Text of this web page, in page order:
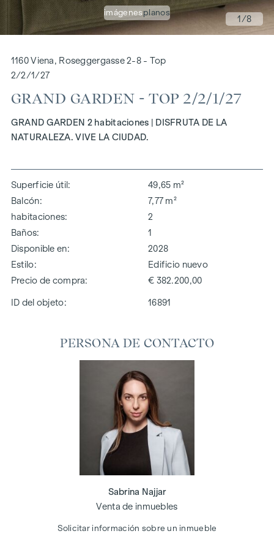
imágenes planos
1/8
1160 Viena, Roseggergasse 2-8 - Top
2/2/1/27
GRAND GARDEN - TOP 2/2/1/27
GRAND GARDEN 2 habitaciones | DISFRUTA DE LA
NATURALEZA. VIVE LA CIUDAD.
Superficie útil
49,65 m²
Balcón
7,77 m²
habitaciones
2
Baños
1
Disponible en
2028
Estilo
Edificio nuevo
Precio de compra
€ 382.200,00
ID del objeto: 16891
PERSONA DE CONTACTO
Sabrina Najjar
Venta de inmuebles
Solicitar información sobre un inmueble